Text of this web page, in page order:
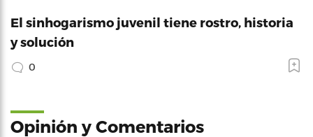
El sinhogarismo juvenil tiene rostro, historia
y solución
0
Opinión y Comentarios